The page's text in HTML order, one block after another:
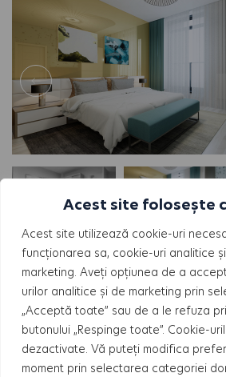
Acest site folosește
Acest site utilizează cookie-uri
funcționarea sa, cookie-uri analitice
marketing. Aveți opțiunea de a
urilor analitice și de marketing prin
„Acceptă toate” sau de a le refuza
butonului „Respinge toate”. Cookie-
dezactivate. Vă puteți modifica
moment prin selectarea categoriei
ORIENTARE
APARTAMENTE